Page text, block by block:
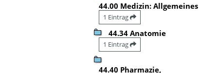
44.00 Medizin: Allgemeines
1 Eintrag
44.34 Anatomie
1 Eintrag
44.40 Pharmazie,